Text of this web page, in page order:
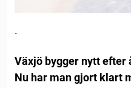
.
Växjö bygger nytt efter
Nu har man gjort klart